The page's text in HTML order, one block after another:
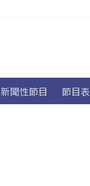
新聞性節目 節目表